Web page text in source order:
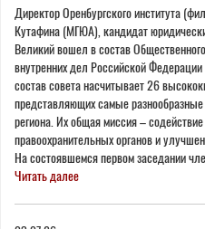
Директор Оренбургского института
Кутафина (МГЮА), кандидат
Великий вошел в состав
внутренних дел Российской
состав совета насчитывает 26
представляющих самые
региона. Их общая миссия –
правоохранительных органов и
На состоявшемся первом заседании
Читать далее